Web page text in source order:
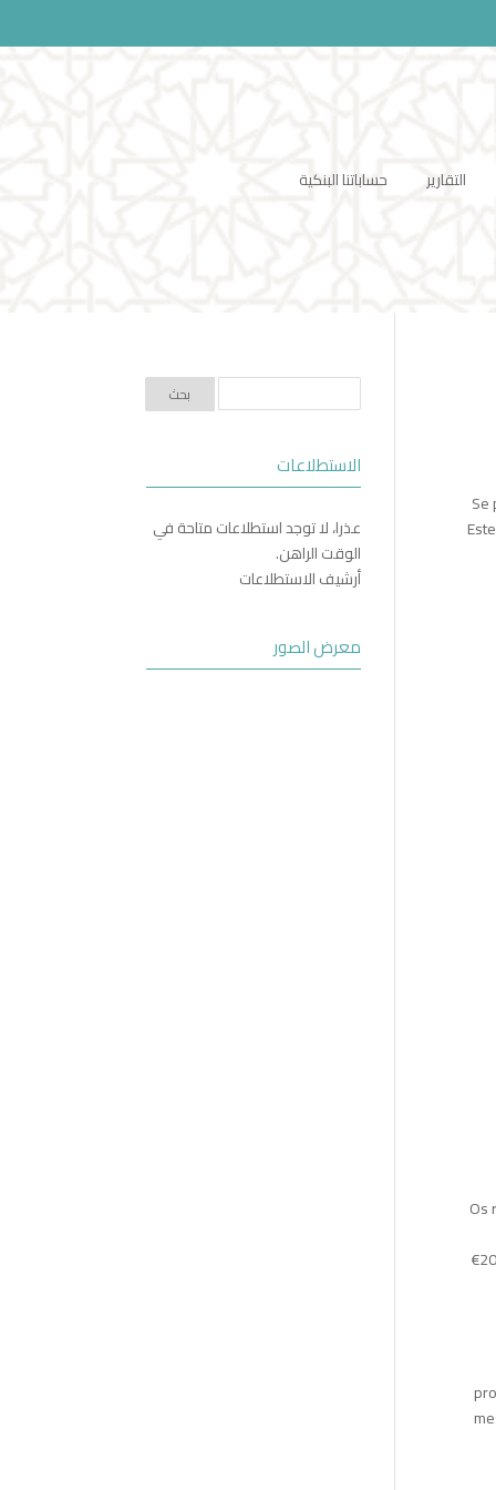
التقارير حساباتنا البنكية
Se
Os
الاستطلاعات
عذرا، لا توجد استطلاعات متاحة في
الوقت الراهن.
أرشيف الاستطلاعات
معرض الصور